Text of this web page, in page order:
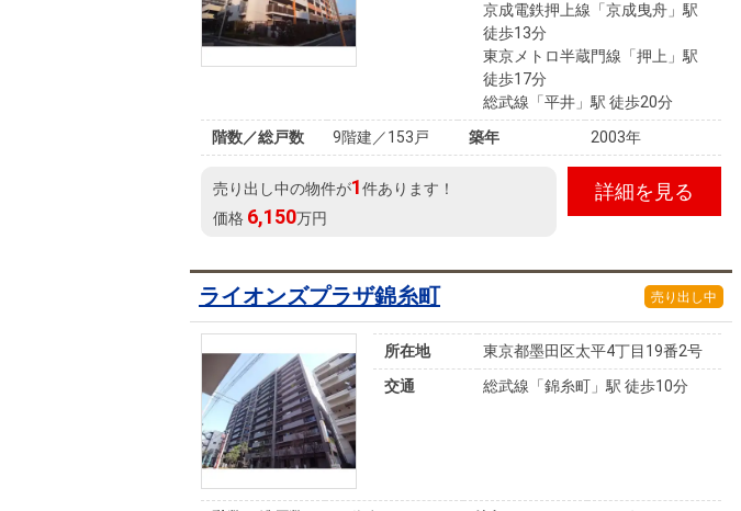
京成電鉄押上線「京成曳舟」駅
徒歩13分
東京メトロ半蔵門線「押上」駅
徒歩17分
総武線「平井」駅 徒歩20分
階数／総戸数
9階建／153戸 築年 2003年
売り出し中の物件が1件あります！
価格 6,150万円
詳細を見る
ライオンズプラザ錦糸町 売り出し中
所在地
東京都墨田区太平4丁目19番2号
交通
総武線「錦糸町」駅 徒歩10分